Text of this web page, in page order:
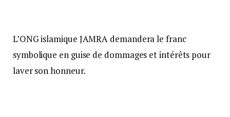
L’ONG islamique JAMRA demandera le franc
symbolique en guise de dommages et intérêts pour
laver son honneur.